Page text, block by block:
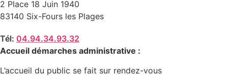
2 Place 18 Juin 1940
83140 Six-Fours les Plages
Tél: 04.94.34.93.32
Accueil démarches administrative :
L’accueil du public se fait sur rendez-vous